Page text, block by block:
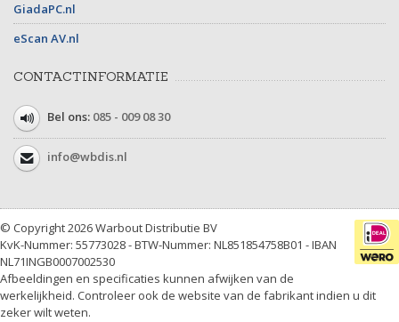
GiadaPC.nl
eScan AV.nl
CONTACTINFORMATIE
Bel ons: 085 - 009 08 30
info@wbdis.nl
© Copyright 2026 Warbout Distributie BV
KvK-Nummer: 55773028 - BTW-Nummer: NL851854758B01 - IBAN
NL71INGB0007002530
Afbeeldingen en specificaties kunnen afwijken van de
werkelijkheid. Controleer ook de website van de fabrikant indien u dit
zeker wilt weten.